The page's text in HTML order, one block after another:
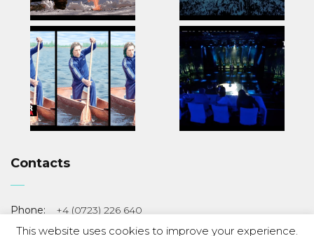
Contacts
Phone:
+4 (0723) 226 640
Email:
cristilealin(at)gmail.com
This website uses cookies to improve your experience.